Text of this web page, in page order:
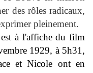
des rôles radicaux,
pleinement.
à l'affiche du film
1929, à 5h31,
et Nicole ont en